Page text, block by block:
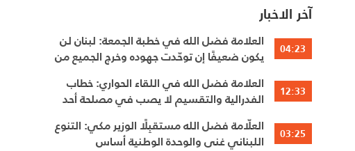
آخر الاخبار
04:23
العلامة فضل الله في خطبة الجمعة: لبنان لن
يكون ضعيفًا إن توحّدت جهوده وخرج الجميع من
12:33
العلامة فضل الله في اللقاء الحواري: خطاب
الفدرالية والتقسيم لا يصب في مصلحة أحد
03:25
العلّامة فضل الله مستقبِلًا الوزير مكي: التنوع
اللبناني غنى والوحدة الوطنية أساس